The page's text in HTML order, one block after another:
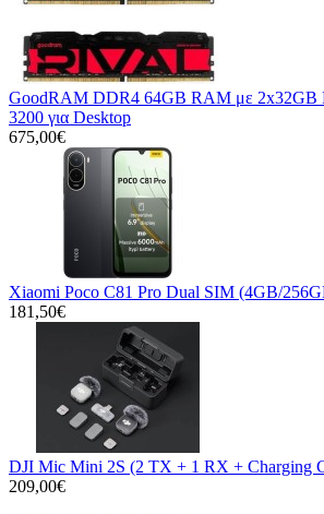
GoodRAM DDR4 64GB RAM με 2x32GB
3200 για Desktop
675,00€
Xiaomi Poco C81 Pro Dual SIM (4GB/
181,50€
DJI Mic Mini 2S (2 TX + 1 RX + Charging
209,00€